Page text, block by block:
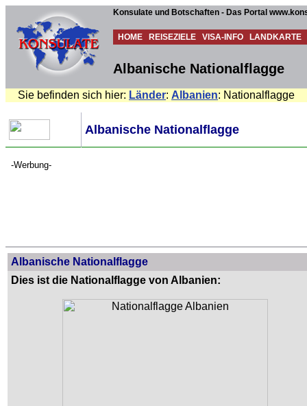
Konsulate und Botschaften - Das Portal
HOME REISEZIELE VISA-INFO LANDKARTE
Albanische Nationalflagge
Sie befinden sich hier: Länder: Albanien: Nationalflagge
Albanische Nationalflagge
-Werbung-
Albanische Nationalflagge
Dies ist die Nationalflagge von Albanien: